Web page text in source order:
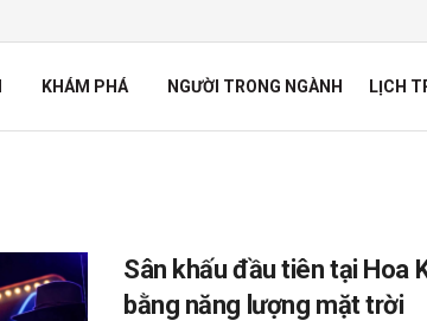
KHÁM PHÁ NGƯỜI TRONG NGÀNH LỊCH
Sân khấu đầu tiên tại Hoa
bằng năng lượng mặt trời